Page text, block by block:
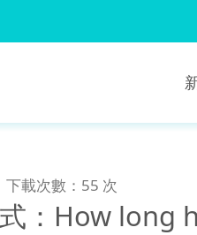
下載次數：55 次
：How long